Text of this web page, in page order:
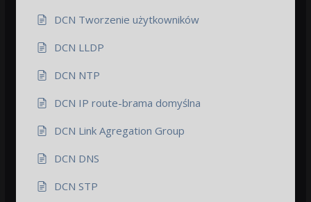
DCN Tworzenie użytkowników
DCN LLDP
DCN NTP
DCN IP route-brama domyślna
DCN Link Agregation Group
DCN DNS
DCN STP